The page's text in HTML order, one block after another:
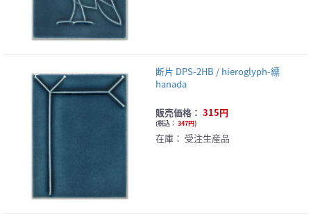
断片 DPS-2HB / hieroglyph-縹
hanada
販売価格： 315円
(税込： 347円)
在庫： 受注生産品